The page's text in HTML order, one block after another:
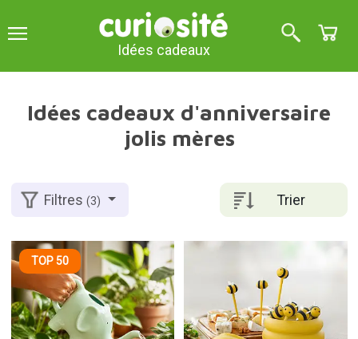
Idées cadeaux
Idées cadeaux d'anniversaire
jolis mères
Trier
Filtres(3)
TOP 50